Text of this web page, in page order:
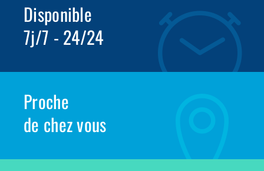
Disponible
7j/7 - 24/24
Proche
de chez vous